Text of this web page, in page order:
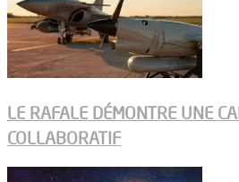
LE RAFALE DÉMONTRE UNE
COLLABORATIF